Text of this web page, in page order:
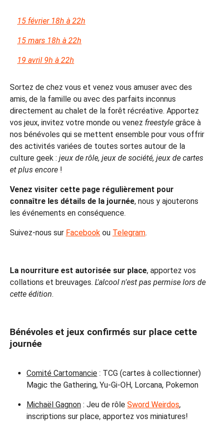
15 février 18h à 22h
15 mars 18h à 22h
19 avril 9h à 22h
Sortez de chez vous et venez vous amuser avec des
amis, de la famille ou avec des parfaits inconnus
directement au chalet de la forêt récréative. Apportez
vos jeux, invitez votre monde ou venez freestyle grâce à
nos bénévoles qui se mettent ensemble pour vous offrir
des activités variées de toutes sortes autour de la
culture geek : jeux de rôle, jeux de société, jeux de cartes
et plus encore !
Venez visiter cette page régulièrement pour
connaître les détails de la journée, nous y ajouterons
les événements en conséquence.
Suivez-nous sur Facebook ou Telegram.
La nourriture est autorisée sur place, apportez vos
collations et breuvages. L'alcool n'est pas permise lors de
cette édition.
Bénévoles et jeux confirmés sur place cette
journée
Comité Cartomancie : TCG (cartes à collectionner)
Magic the Gathering, Yu-Gi-OH, Lorcana, Pokemon
Michaël Gagnon : Jeu de rôle Sword Weirdos,
inscriptions sur place, apportez vos miniatures!